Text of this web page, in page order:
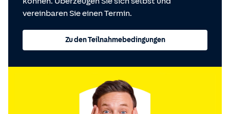
vereinbaren Sie einen Termin.
Zu den Teilnahmebedingungen